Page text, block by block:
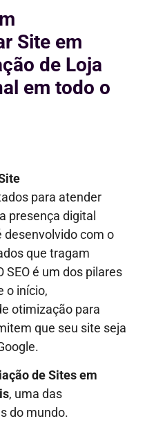
Site em
de Loja
em todo o
para atender
presença digital
desenvolvido com o
que tragam
SEO é um dos pilares
o início,
otimização para
que seu site seja
de Sites em
, uma das
do mundo.